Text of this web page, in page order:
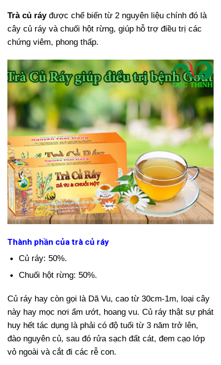
Trà củ ráyđược chế biến từ 2 nguyên liệu chính đó là
cây củ ráy và chuối hột rừng, giúp hỗ trợ điều trị các
chứng viêm, phong thấp.
Thành phần của trà củ ráy
Củ ráy: 50%.
Chuối hột rừng: 50%.
Củ ráy hay còn gọi là Dã Vu, cao từ 30cm-1m, loại cây
này hay mọc nơi ẩm ướt, hoang vu. Củ ráy thật sự phát
huy hết tác dụng là phải có độ tuổi từ 3 năm trở lên,
đào nguyên củ, sau đó rửa sạch đất cát, đem cạo lớp
vỏ ngoài và cắt đi các rễ con.